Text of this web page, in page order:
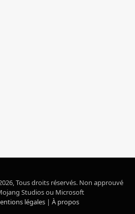
Tous droits réservés. Non approuvé
Studios ou Microsoft
légales | À propos